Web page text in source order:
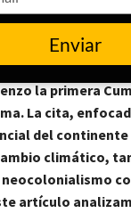
Palacios 13 de
4 de septiembre
la primera
La cita,
del continente
climático,
neocolonialismo
artículo
Enviar